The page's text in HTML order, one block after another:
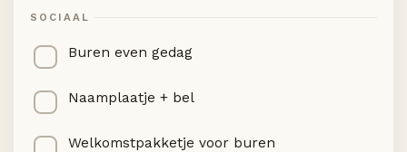
SOCIAAL
Buren even gedag
Naamplaatje + bel
Welkomstpakketje voor buren